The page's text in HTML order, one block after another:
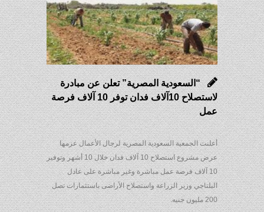
“السعودية المصرية” تعلن عن مبادرة
لاستصلاح 10آلاف فدان توفر 10 آلاف فرصة
عمل
أعلنت الجمعية السعودية المصرية لرجال الأعمال عزمها
عرض مشروع استصلاح 10 آلاف فدان خلال 10 أشهر وتوفير
10 آلاف فرصة عمل مباشرة وغير مباشرة على عادل
البلتاجي وزير الزراعة واستصلاح الأراضى باستثمارات تصل
200 مليون جنيه.